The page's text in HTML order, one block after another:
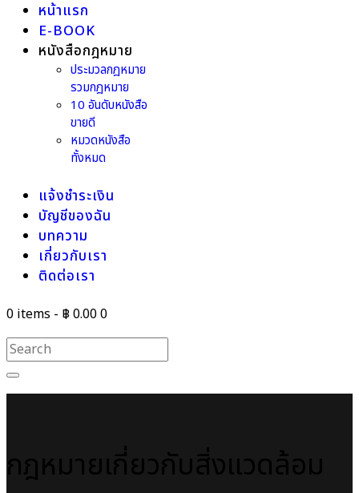
หน้าแรก
E-BOOK
หนังสือกฎหมาย
ประมวลกฎหมาย
รวมกฎหมาย
10 อันดับหนังสือ
ขายดี
หมวดหนังสือ
ทั้งหมด
แจ้งชำระเงิน
บัญชีของฉัน
บทความ
เกี่ยวกับเรา
ติดต่อเรา
0 items - ฿ 0.000